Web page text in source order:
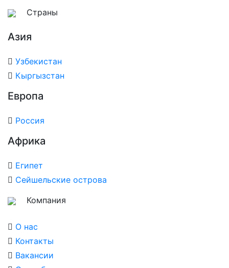
Страны
Азия
Узбекистан
Кыргызстан
Европа
Россия
Африка
Египет
Сейшельские острова
Компания
О нас
Контакты
Вакансии